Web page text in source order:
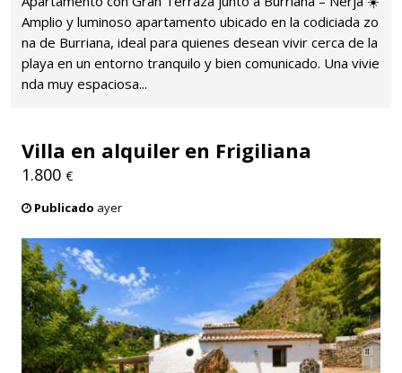
Amplio y luminoso apartamento ubicado en la codiciada zo
na de Burriana, ideal para quienes desean vivir cerca de la
playa en un entorno tranquilo y bien comunicado. Una vivie
nda muy espaciosa...
Villa en alquiler en Frigiliana
1.800 €
Publicado ayer